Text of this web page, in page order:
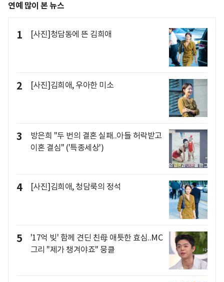
연예 많이 본 뉴스
1 [사진]청담동에 뜬 김희애
2 [사진]김희애, 우아한 미소
3
방은희 "두 번의 결혼 실패..아들 허락받고
이혼 결심" ('특종세상')
4 [사진]김희애, 청담룩의 정석
5
'17억 빚' 함께 견딘 친母 애틋한 효심..MC
그리 "제가 챙겨야죠" 뭉클